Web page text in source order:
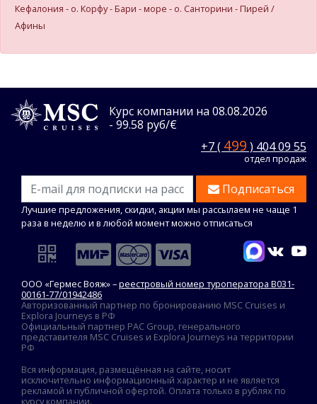
Кефалония - о. Корфу - Бари - море - о. Санторини - Пирей /
Афины
Курс компании на 08.08.2026
- 99.58 руб/€
+7 ( 499 ) 404 09 55
отдел продаж
Подписаться
Лучшие предложения, скидки, акции мы рассылаем не чаще 1
раза в неделю и в любой момент можно отписаться
ООО «Гермес Вояж» –реестровый номер туроператора В031-
00161-77/01942486
Авторизованный партнер по бронированию MSC Cruises и
Explora Journeys в РФ
Официальный партнер PAC Group, генерального
представителя MSC Cruises и Explora Journeys на территории
РФ
Вся информация, размещённая на сайте, носит
исключительно информационный характер и не является
рекламой и публичной офертой. Оплата только в рублях по
курсу компании.